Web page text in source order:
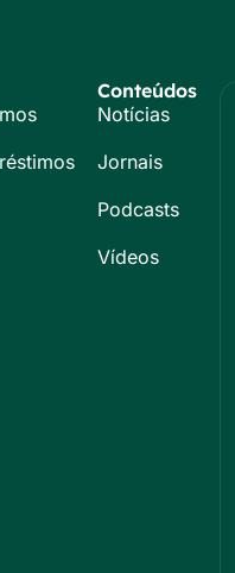
Conteúdos
Notícias
Jornais
Podcasts
Vídeos